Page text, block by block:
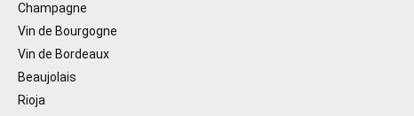
Champagne
Vin de Bourgogne
Vin de Bordeaux
Beaujolais
Rioja